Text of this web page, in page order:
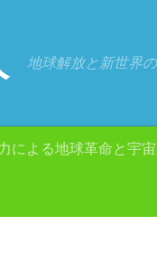
地球解放と新世界
による地球革命と宇